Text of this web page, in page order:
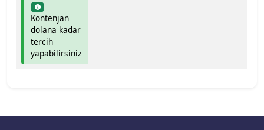
Bayburt Üniversitesi
Beykoz Üniversitesi
Kontenjan
dolana kadar
tercih
yapabilirsiniz